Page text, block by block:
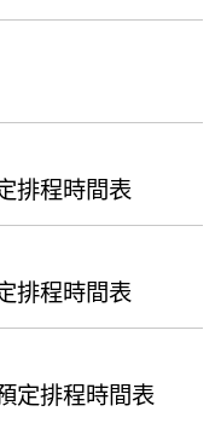
排程時間表
排程時間表
定排程時間表